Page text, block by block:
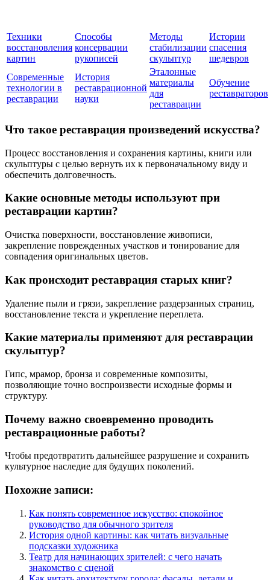
Техники
восстановления
картин
Способы
консервации
рукописей
Методы
стабилизации
скульптур
Истории
спасения
шедевров
Современные
технологии в
реставрации
История
реставрационной
науки
Эталонные
материалы
для
реставрации
Обучение
реставраторов
Что такое реставрация произведений искусства?
Процесс восстановления и сохранения картины, книги или
скульптуры с целью вернуть их к первоначальному виду и
обеспечить долговечность.
Какие основные методы используют при
реставрации картин?
Очистка поверхности, восстановление живописи,
закрепление поврежденных участков и тонирование для
совпадения оригинальных цветов.
Как происходит реставрация старых книг?
Удаление пыли и грязи, закрепление раздерзанных страниц,
восстановление текста и укрепление переплета.
Какие материалы применяют для реставрации
скульптур?
Гипс, мрамор, бронза и современные композиты,
позволяющие точно воспроизвести исходные формы и
структуру.
Почему важно своевременно проводить
реставрационные работы?
Чтобы предотвратить дальнейшее разрушение и сохранить
культурное наследие для будущих поколений.
Похожие записи:
Как понять современное искусство: спокойное
руководство для обычного зрителя
История одной картины: как читать визуальные
подсказки художника
Театр для начинающих зрителей: с чего начать
знакомство с сценой